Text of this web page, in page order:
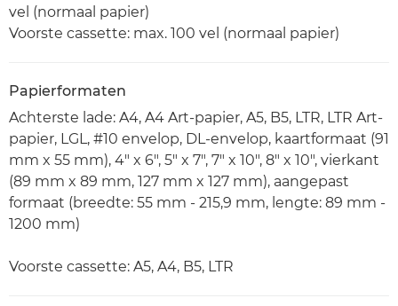
vel (normaal papier)
Voorste cassette: max. 100 vel (normaal papier)
Papierformaten
Achterste lade: A4, A4 Art-papier, A5, B5, LTR, LTR Art-
papier, LGL, #10 envelop, DL-envelop, kaartformaat (91
mm x 55 mm), 4" x 6", 5" x 7", 7" x 10", 8" x 10", vierkant
(89 mm x 89 mm, 127 mm x 127 mm), aangepast
formaat (breedte: 55 mm - 215,9 mm, lengte: 89 mm -
1200 mm)
Voorste cassette: A5, A4, B5, LTR